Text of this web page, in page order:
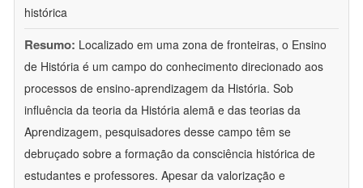
histórica
Resumo: Localizado em uma zona de fronteiras, o Ensino
de História é um campo do conhecimento direcionado aos
processos de ensino-aprendizagem da História. Sob
influência da teoria da História alemã e das teorias da
Aprendizagem, pesquisadores desse campo têm se
debruçado sobre a formação da consciência histórica de
estudantes e professores. Apesar da valorização e